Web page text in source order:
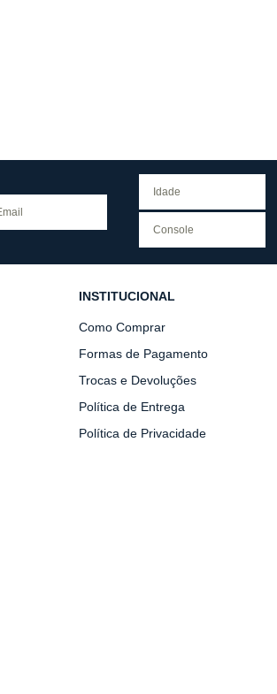
INSTITUCIONAL
Como Comprar
Formas de Pagamento
Trocas e Devoluções
Política de Entrega
Política de Privacidade